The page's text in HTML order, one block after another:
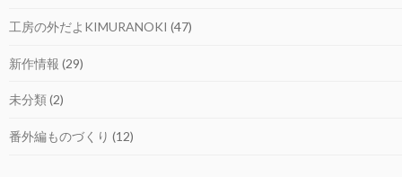
工房の外だよKIMURANOKI (47)
新作情報 (29)
未分類(2)
番外編ものづくり (12)